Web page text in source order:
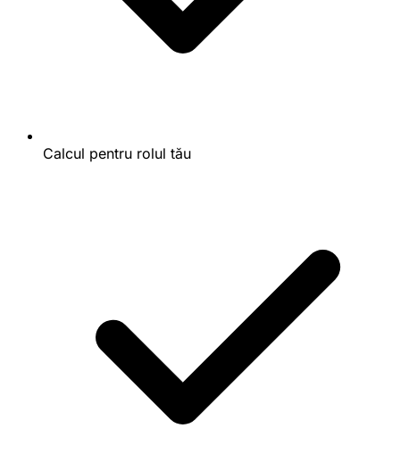
Calcul pentru rolul tău